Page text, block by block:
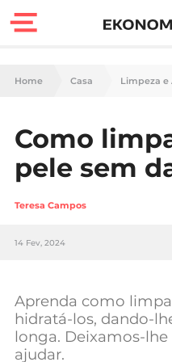
Finanças
Carreira
Casa
Tecnologia
Negócios
Home Casa Limpeza e
Como
pele sem
Teresa Campos
14 Fev, 2024
Aprenda como
hidratá-los, dando-
longa. Deixamos-lhe
ajudar.